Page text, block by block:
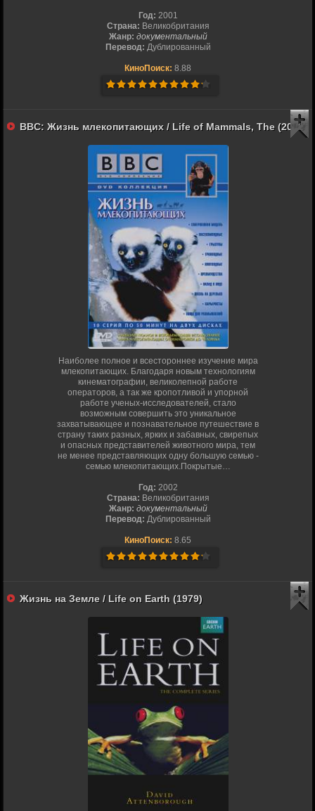
Год: 2001
Страна: Великобритания
Жанр: документальный
Перевод: Дублированный
КиноПоиск: 8.88
BBC: Жизнь млекопитающих / Life of Mammals, The (2002)
Наиболее полное и всестороннее изучение мира
млекопитающих. Благодаря новым технологиям
кинематографии, великолепной работе
операторов, а так же кропотливой и упорной
работе ученых-исследователей, стало
возможным совершить это уникальное
захватывающее и познавательное путешествие в
страну таких разных, ярких и забавных, свирепых
и опасных представителей животного мира, тем
не менее представляющих одну большую семью -
семью млекопитающих.Покрытые…
Год: 2002
Страна: Великобритания
Жанр: документальный
Перевод: Дублированный
КиноПоиск: 8.65
Жизнь на Земле / Life on Earth (1979)